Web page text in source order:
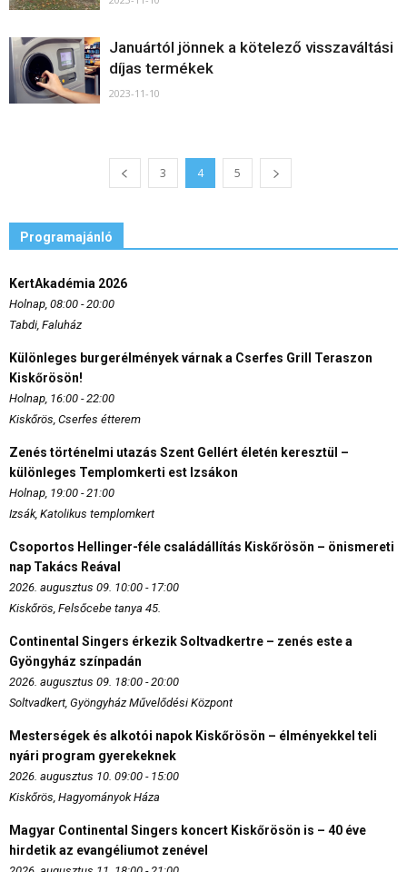
Januártól jönnek a kötelező visszaváltási
díjas termékek
2023-11-10
3 4 5
Programajánló
KertAkadémia 2026
Holnap, 08:00 - 20:00
Tabdi, Faluház
Különleges burgerélmények várnak a Cserfes Grill Teraszon
Kiskőrösön!
Holnap, 16:00 - 22:00
Kiskőrös, Cserfes étterem
Zenés történelmi utazás Szent Gellért életén keresztül –
különleges Templomkerti est Izsákon
Holnap, 19:00 - 21:00
Izsák, Katolikus templomkert
Csoportos Hellinger-féle családállítás Kiskőrösön – önismereti
nap Takács Reával
2026. augusztus 09. 10:00 - 17:00
Kiskőrös, Felsőcebe tanya 45.
Continental Singers érkezik Soltvadkertre – zenés este a
Gyöngyház színpadán
2026. augusztus 09. 18:00 - 20:00
Soltvadkert, Gyöngyház Művelődési Központ
Mesterségek és alkotói napok Kiskőrösön – élményekkel teli
nyári program gyerekeknek
2026. augusztus 10. 09:00 - 15:00
Kiskőrös, Hagyományok Háza
Magyar Continental Singers koncert Kiskőrösön is – 40 éve
hirdetik az evangéliumot zenével